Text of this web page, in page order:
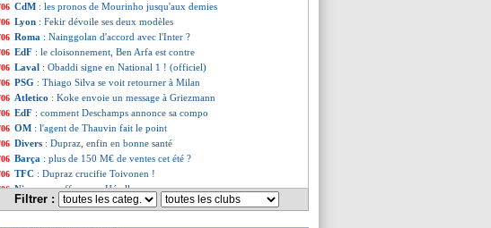
CdM : les pronos de Mourinho jusqu'aux demies
Lyon : Fekir dévoile ses deux modèles
Roma : Nainggolan d'accord avec l'Inter ?
EdF : le cloisonnement, Ben Arfa est contre
Laval : Obaddi signe en National 1 ! (officiel)
PSG : Thiago Silva se voit retourner à Milan
Atletico : Koke envoie un message à Griezmann
EdF : comment Deschamps annonce sa compo
OM : l'agent de Thauvin fait le point
Divers : Dupraz, enfin en bonne santé
Barça : plus de 150 M€ de ventes cet été ?
TFC : Dupraz crucifie Toivonen !
Nice: une offre pour Hérelle
PSG: le FPF, réponse ce mardi ou demain
Filtrer :